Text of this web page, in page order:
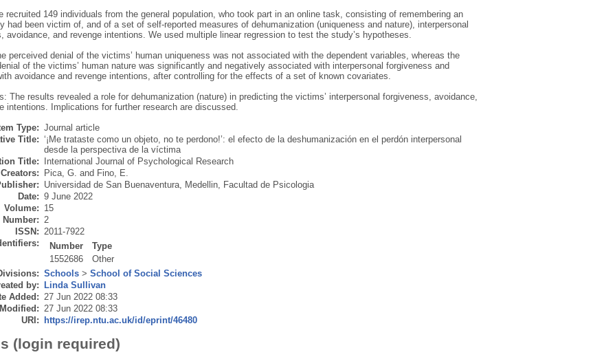
recruited 149 individuals from the general population, who took part in an online task, consisting of remembering an
had been victim of, and of a set of self-reported measures of dehumanization (uniqueness and nature), interpersonal
avoidance, and revenge intentions. We used multiple linear regression to test the study’s hypotheses.
perceived denial of the victims’ human uniqueness was not associated with the dependent variables, whereas the
of the victims’ human nature was significantly and negatively associated with interpersonal forgiveness and
avoidance and revenge intentions, after controlling for the effects of a set of known covariates.
The results revealed a role for dehumanization (nature) in predicting the victims’ interpersonal forgiveness, avoidance,
intentions. Implications for further research are discussed.
Type: Journal article
Title: ‘¡Me trataste como un objeto, no te perdono!’: el efecto de la deshumanización en el perdón interpersonal
desde la perspectiva de la víctima
Title:
International Journal of Psychological Research
Creators:
Pica, G. and Fino, E.
Universidad de San Buenaventura, Medellin, Facultad de Psicologia
Date: 9 June 2022
Volume: 15
Number: 2
ISSN: 2011-7922
Number
Type
1552686
Other
Schools> School of Social Sciences
by:
Linda Sullivan
Added: 27 Jun 2022 08:33
27 Jun 2022 08:33
URI:
https://irep.ntu.ac.uk/id/eprint/46480
(login required)